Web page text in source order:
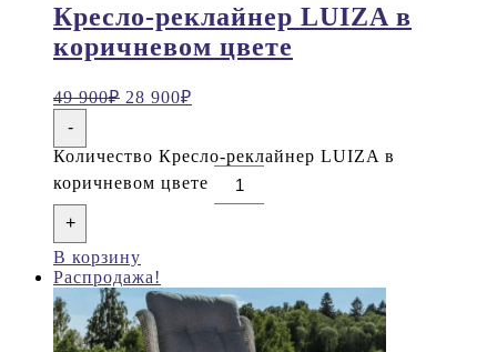
Кресло-реклайнер LUIZA в
коричневом цвете
49 900₽ 28 900₽
-
Количество Кресло-реклайнер LUIZA в
коричневом цвете
+
В корзину
Распродажа!